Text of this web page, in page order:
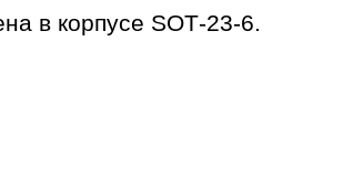
в корпусе SOT-23-6.